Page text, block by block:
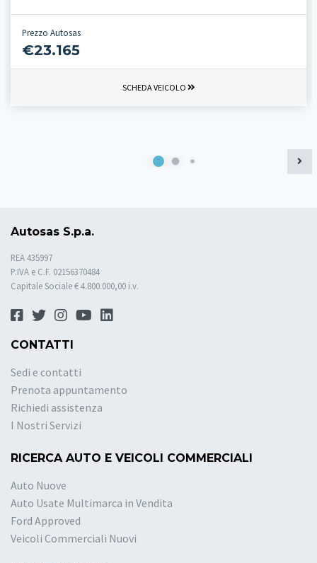
Prezzo Autosas
€23.165
SCHEDA VEICOLO
Autosas S.p.a.
REA 435997
P.IVA e C.F. 02156370484
Capitale Sociale € 4.800.000,00 i.v.
CONTATTI
Sedi e contatti
Prenota appuntamento
Richiedi assistenza
I Nostri Servizi
RICERCA AUTO E VEICOLI COMMERCIALI
Auto Nuove
Auto Usate Multimarca in Vendita
Ford Approved
Veicoli Commerciali Nuovi